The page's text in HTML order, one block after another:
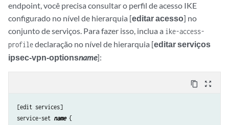
endpoint, você precisa consultar o perfil de acesso IKE
configurado no nível de hierarquia [editar acesso] no
conjunto de serviços. Para fazer isso, inclua a ike-access-
profiledeclaração no nível de hierarquia [editar serviços
ipsec-vpn-optionsname]:
content_copy zoom_out_map
[edit services]
service-set name {